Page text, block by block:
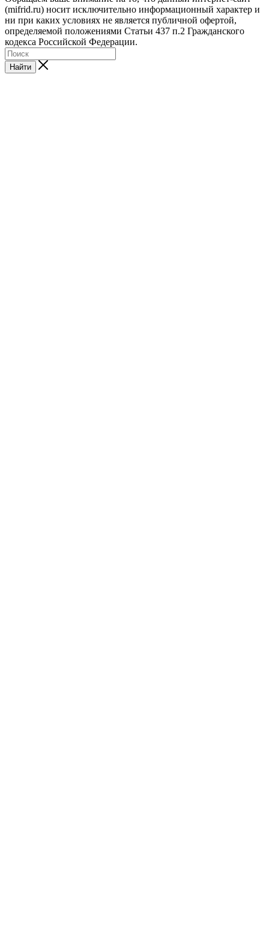
(mifrid.ru) носит исключительно информационный характер и
ни при каких условиях не является публичной офертой,
определяемой положениями Статьи 437 п.2 Гражданского
кодекса Российской Федерации.
Найти